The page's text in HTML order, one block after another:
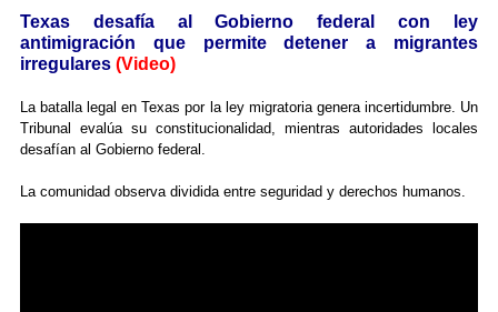
Texas desafía al Gobierno federal con ley
antimigración que permite detener a migrantes
irregulares(Video)
La batalla legal en Texas por la ley migratoria genera incertidumbre. Un
Tribunal evalúa su constitucionalidad, mientras autoridades locales
desafían al Gobierno federal.
La comunidad observa dividida entre seguridad y derechos humanos.